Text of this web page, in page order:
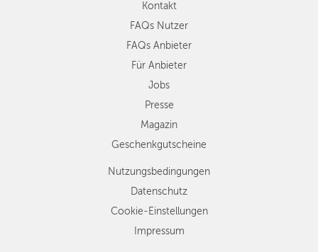
Kontakt
FAQs Nutzer
FAQs Anbieter
Für Anbieter
Jobs
Presse
Magazin
Geschenkgutscheine
Nutzungsbedingungen
Datenschutz
Cookie-Einstellungen
Impressum